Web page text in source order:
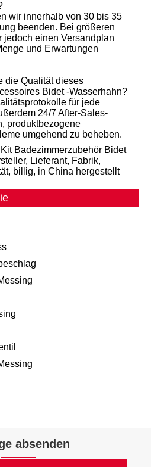
wir innerhalb von 30 bis 35
beenden. Bei größeren
jedoch einen Versandplan
und Erwartungen
die Qualität dieses
Bidet -Wasserhahn?
für jede
24/7 After-Sales-
produktbezogene
umgehend zu beheben.
Badezimmerzubehör Bidet
Lieferant, Fabrik,
billig, in China hergestellt
absenden